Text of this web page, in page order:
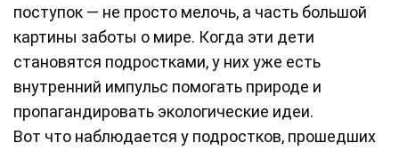
поступок — не просто мелочь, а часть большой
картины заботы о мире. Когда эти дети
становятся подростками, у них уже есть
внутренний импульс помогать природе и
пропагандировать экологические идеи.
Вот что наблюдается у подростков, прошедших